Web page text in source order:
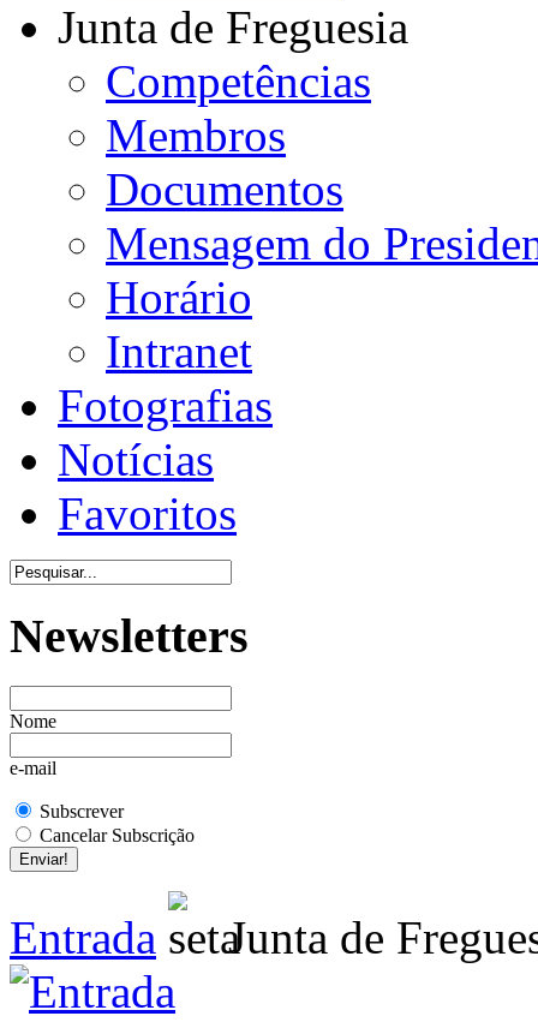
Junta de Freguesia
Competências
Membros
Documentos
Mensagem do
Horário
Intranet
Fotografias
Notícias
Favoritos
Newsletters
Nome
e-mail
Subscrever
Cancelar Subscrição
Entrada Junta de